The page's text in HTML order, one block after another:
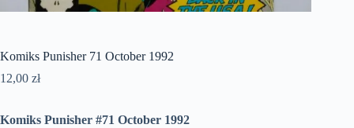
Komiks Punisher 71 October 1992
12,00 zł
Komiks Punisher #71 October 1992